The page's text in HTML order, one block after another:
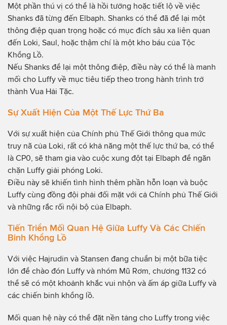
Một phần thú vị có thể là hồi tưởng hoặc tiết lộ về việc
Shanks đã từng đến Elbaph. Shanks có thể đã để lại một
thông điệp quan trọng hoặc có mục đích sâu xa liên quan
đến Loki, Saul, hoặc thậm chí là một kho báu của Tộc
Khổng Lồ.
Nếu Shanks để lại một thông điệp, điều này có thể là manh
mối cho Luffy về mục tiêu tiếp theo trong hành trình trở
thành Vua Hải Tặc.
Sự Xuất Hiện Của Một Thế Lực Thứ Ba
Với sự xuất hiện của Chính phủ Thế Giới thông qua mức
truy nã của Loki, rất có khả năng một thế lực thứ ba, có thể
là CP0, sẽ tham gia vào cuộc xung đột tại Elbaph để ngăn
chặn Luffy giải phóng Loki.
Điều này sẽ khiến tình hình thêm phần hỗn loạn và buộc
Luffy cùng đồng đội phải đối mặt với cả Chính phủ Thế Giới
và những rắc rối nội bộ của Elbaph.
Tiến Triển Mối Quan Hệ Giữa Luffy Và Các Chiến
Binh Khổng Lồ
Với việc Hajrudin và Stansen đang chuẩn bị một bữa tiệc
lớn để chào đón Luffy và nhóm Mũ Rơm, chương 1132 có
thể sẽ có một khoảnh khắc vui nhộn và ấm áp giữa Luffy và
các chiến binh khổng lồ.
Mối quan hệ này có thể đặt nền tảng cho Luffy trong việc